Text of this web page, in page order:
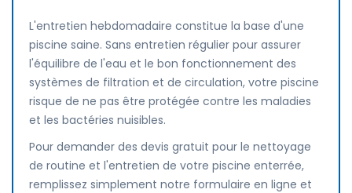
L'entretien hebdomadaire constitue la base d'une
piscine saine. Sans entretien régulier pour assurer
l'équilibre de l'eau et le bon fonctionnement des
systèmes de filtration et de circulation, votre piscine
risque de ne pas être protégée contre les maladies
et les bactéries nuisibles.
Pour demander des devis gratuit pour le nettoyage
de routine et l'entretien de votre piscine enterrée,
remplissez simplement notre formulaire en ligne et